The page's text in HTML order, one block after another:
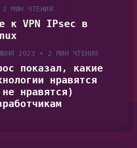
2 МИН ЧТЕНИЯ
к VPN IPsec в
2023 • 2 МИН ЧТЕНИЯ
показал, какие
нравятся
нравятся)